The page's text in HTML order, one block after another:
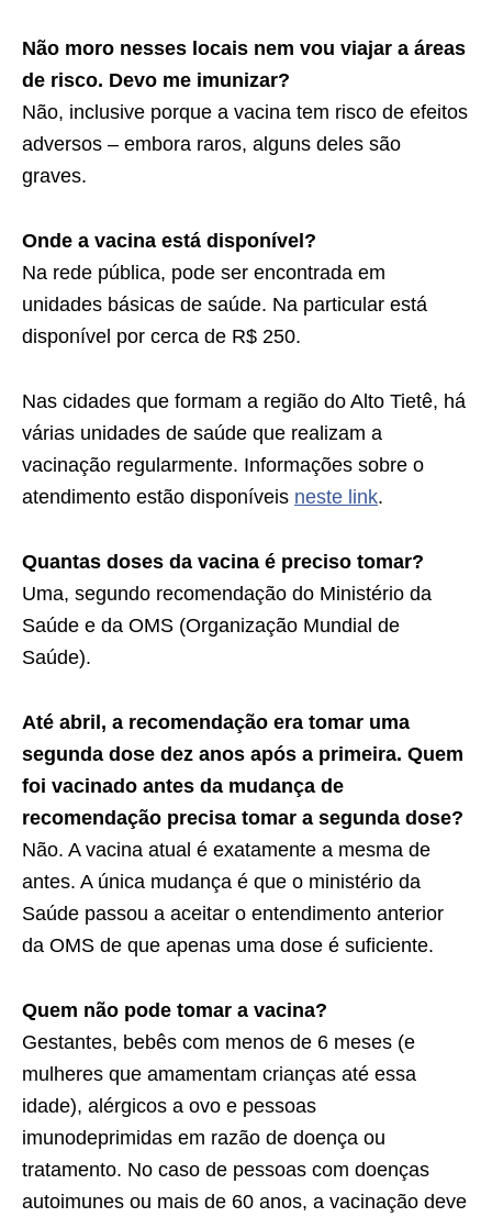
Não moro nesses locais nem vou viajar a áreas
de risco. Devo me imunizar?
Não, inclusive porque a vacina tem risco de efeitos
adversos – embora raros, alguns deles são
graves.
Onde a vacina está disponível?
Na rede pública, pode ser encontrada em
unidades básicas de saúde. Na particular está
disponível por cerca de R$ 250.
Nas cidades que formam a região do Alto Tietê, há
várias unidades de saúde que realizam a
vacinação regularmente. Informações sobre o
atendimento estão disponíveis neste link.
Quantas doses da vacina é preciso tomar?
Uma, segundo recomendação do Ministério da
Saúde e da OMS (Organização Mundial de
Saúde).
Até abril, a recomendação era tomar uma
segunda dose dez anos após a primeira. Quem
foi vacinado antes da mudança de
recomendação precisa tomar a segunda dose?
Não. A vacina atual é exatamente a mesma de
antes. A única mudança é que o ministério da
Saúde passou a aceitar o entendimento anterior
da OMS de que apenas uma dose é suficiente.
Quem não pode tomar a vacina?
Gestantes, bebês com menos de 6 meses (e
mulheres que amamentam crianças até essa
idade), alérgicos a ovo e pessoas
imunodeprimidas em razão de doença ou
tratamento. No caso de pessoas com doenças
autoimunes ou mais de 60 anos, a vacinação deve